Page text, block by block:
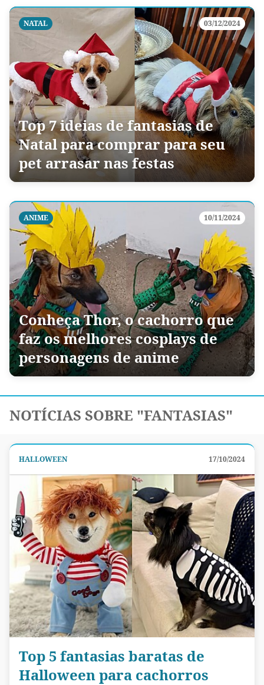
NATAL 03/12/2024
Top 7 ideias de fantasias de
Natal para comprar para seu
pet arrasar nas festas
ANIME 10/11/2024
Conheça Thor, o cachorro que
faz os melhores cosplays de
personagens de anime
NOTÍCIAS SOBRE "FANTASIAS"
HALLOWEEN 17/10/2024
Top 5 fantasias baratas de
Halloween para cachorros